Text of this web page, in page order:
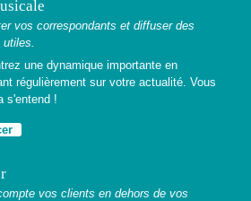
vos correspondants et diffuser des
une dynamique importante en
régulièrement sur votre actualité. Vous
s'entend !
vos clients en dehors de vos